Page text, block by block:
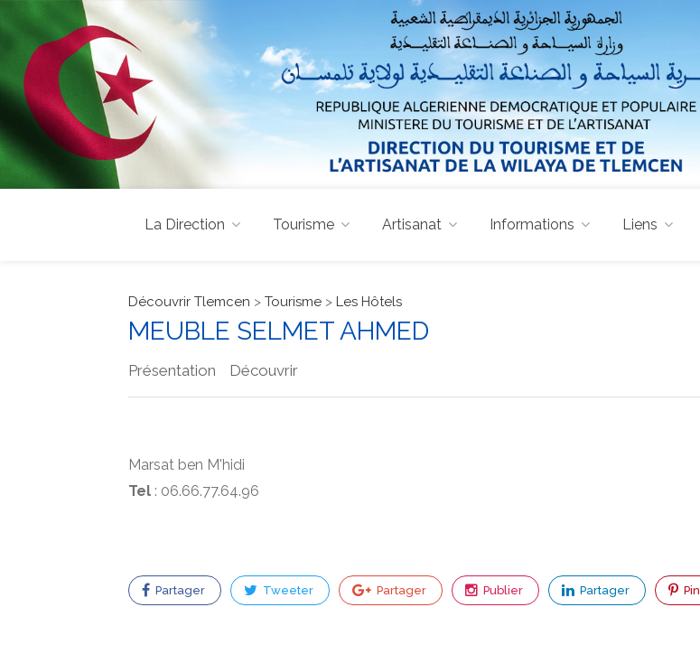
La Direction Tourisme Artisanat Informations Liens
Découvrir Tlemcen > Tourisme > Les Hôtels
MEUBLE SELMET AHMED
Présentation Découvrir
Marsat ben M'hidi
Tel : 06.66.77.64.96
Partager Tweeter Partager Publier Partager Pin